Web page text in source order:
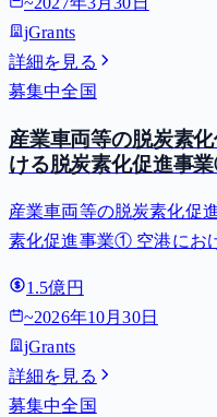
jGrants
詳細を見る
募集中全国
産業車両等の脱炭素
ける脱炭素化促進事
費等補助金）
産業車両等の脱炭素化促
素化促進事業① 空港にお
1.5億円
~2026年10月30日
jGrants
詳細を見る
募集中全国